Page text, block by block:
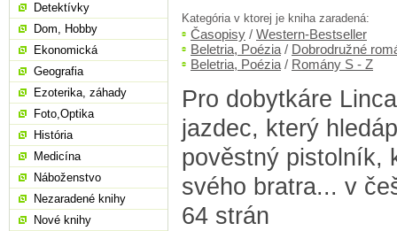
Kategória v ktorej je kniha zaradená:
Časopisy / Western-Bestseller
Beletria, Poézia / Dobrodružné
Beletria, Poézia / Romány S - Z
Pro dobytkáre
jazdec, který
pověstný pistolník,
svého bratra... v
64 strán
Detektívky
Dom, Hobby
Ekonomická
Geografia
Ezoterika, záhady
Foto,Optika
História
Medicína
Náboženstvo
Nezaradené knihy
Nové knihy